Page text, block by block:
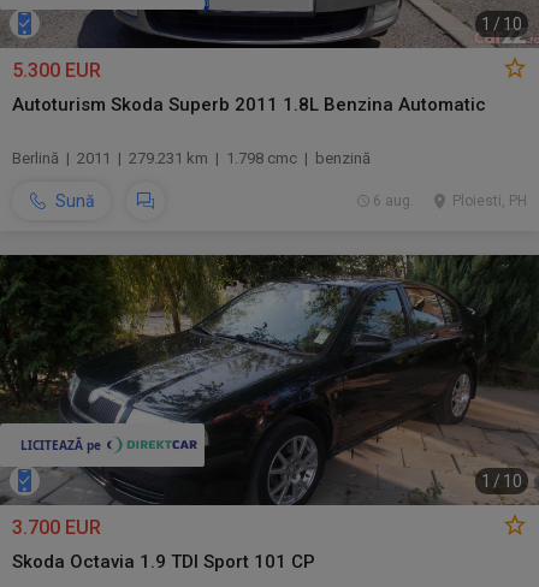
1 / 10
5.300 EUR
Autoturism Skoda Superb 2011 1.8L Benzina Automatic
Berlină | 2011 | 279.231 km | 1.798 cmc | benzină
Sună Ploiesti, PH
6 aug.
1 /10
3.700 EUR
Skoda Octavia 1.9 TDI Sport 101 CP